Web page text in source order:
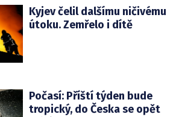
Kyjev čelil dalšímu ničivému
útoku. Zemřelo i dítě
Počasí: Příští týden bude
tropický, do Česka se opět